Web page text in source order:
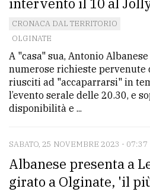
Scrivici
Per
tua
pubblicità
Cerca
per
comune
CRONACA DAL TERRITORIO
OLGINATE
A "casa" sua, Antonio
numerose richieste pervenute
riusciti ad "accaparrarsi" in
l’evento serale delle 20.30, e
disponibilità e ...
SABATO, 25 NOVEMBRE 2023 - 07:37
Albanese presenta a
girato a Olginate, 'il